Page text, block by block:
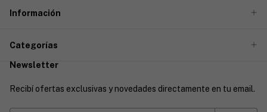
Información
Categorías
Newsletter
Recibí ofertas exclusivas y novedades directamente en tu email.